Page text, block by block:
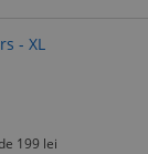
- XL
199 lei